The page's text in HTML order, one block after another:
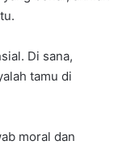
Di sana,
tamu di
moral dan